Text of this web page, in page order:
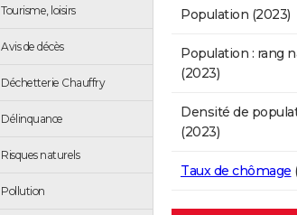
Tourisme, loisirs
Avis de décès
Déchetterie Chauffry
Délinquance
Risques naturels
Pollution
Population (2023)
Population : rang
(2023)
Densité de
(2023)
Taux de chômage